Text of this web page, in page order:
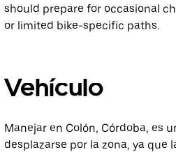
should prepare for occasional
or limited bike-specific paths.
Vehículo
Manejar en Colón, Córdoba, es
desplazarse por la zona, ya que